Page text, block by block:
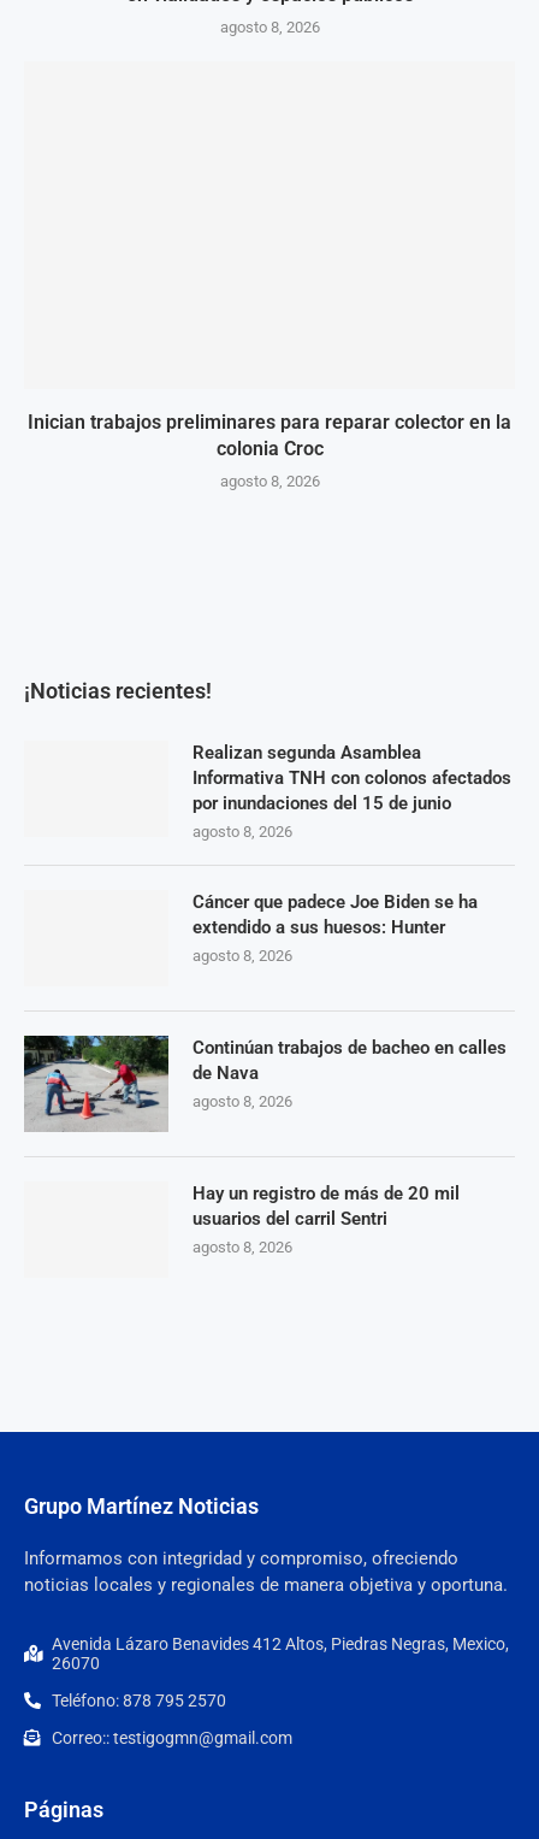
agosto 8, 2026
Inician trabajos preliminares para reparar colector en la
colonia Croc
agosto 8, 2026
¡Noticias recientes!
Realizan segunda Asamblea
Informativa TNH con colonos afectados
por inundaciones del 15 de junio
agosto 8, 2026
Cáncer que padece Joe Biden se ha
extendido a sus huesos: Hunter
agosto 8, 2026
Continúan trabajos de bacheo en calles
de Nava
agosto 8, 2026
Hay un registro de más de 20 mil
usuarios del carril Sentri
agosto 8, 2026
Grupo Martínez Noticias
Informamos con integridad y compromiso, ofreciendo
noticias locales y regionales de manera objetiva y oportuna.
Avenida Lázaro Benavides 412 Altos, Piedras Negras, Mexico,
26070
Teléfono: 878 795 2570
Correo:: testigogmn@gmail.com
Páginas